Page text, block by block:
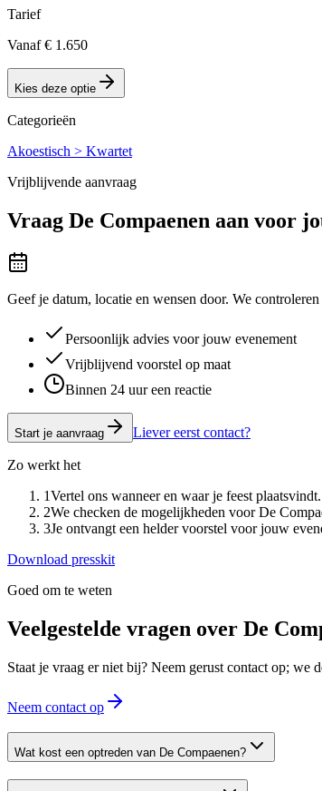
Tarief
Vanaf € 1.650
Kies deze optie
Categorieën
Akoestisch > Kwartet
Vrijblijvende aanvraag
Vraag De Compaenen aan voor
Geef je datum, locatie en wensen door. We
Persoonlijk advies voor jouw evenement
Vrijblijvend voorstel op maat
Binnen 24 uur een reactie
Start je aanvraag Liever eerst contact?
Zo werkt het
1Vertel ons wanneer en waar je feest plaatsvindt.
2We checken de mogelijkheden voor De
3Je ontvangt een helder voorstel voor jouw
Download presskit
Goed om te weten
Veelgestelde vragen over De
Staat je vraag er niet bij? Neem gerust contact op; we
Neem contact op
Wat kost een optreden van De Compaenen?